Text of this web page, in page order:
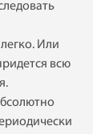
Или
всю